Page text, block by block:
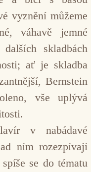
vyznění můžeme
váhavě jemné
skladbách
ať je skladba
Bernstein
vše uplývá
v nabádavé
ním rozezpívají
se do tématu